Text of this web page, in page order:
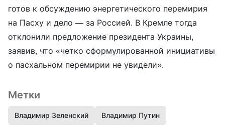
готов к обсуждению энергетического перемирия
на Пасху и дело — за Россией. В Кремле тогда
отклонили предложение президента Украины,
заявив, что «четко сформулированной инициативы
о пасхальном перемирии не увидели».
Метки
Владимир Зеленский Владимир Путин